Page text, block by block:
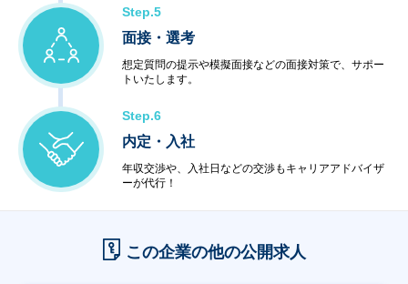
Step.5
面接・選考
想定質問の提示や模擬面接などの面接対策で、サポー
トいたします。
Step.6
内定・入社
年収交渉や、入社日などの交渉もキャリアアドバイザ
ーが代行！
この企業の他の公開求人